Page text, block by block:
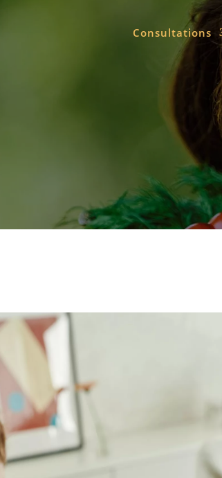
Consultations